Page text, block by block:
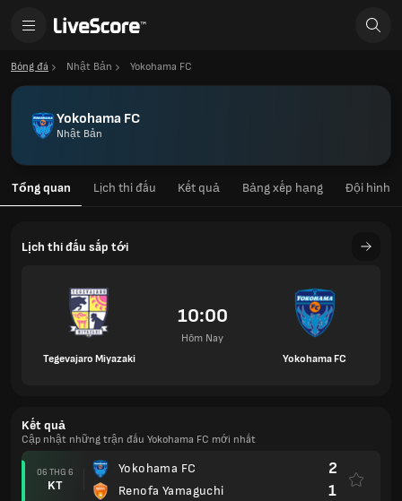
Bóng đá Nhật Bản Yokohama FC
Yokohama FC
Nhật Bản
Tổng quan Lịch thi đấu Kết quả Bảng xếp hạng Đội hình
Lịch thi đấu sắp tới
Tegevajaro Miyazaki
10:00
Hôm Nay
Yokohama FC
Kết quả
Cập nhật những trận đấu Yokohama FC mới nhất
06 THG 6
KT
Yokohama FC
Renofa Yamaguchi
2
1